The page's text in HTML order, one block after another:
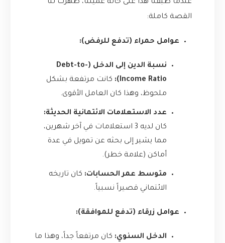
عندما طبقنا هذا على حالة عميلنا، ظهرت لنا
القصة كاملة:
عوامل حمراء (تدفع للرفض):
نسبة الدين إلى الدخل (Debt-to-
Income Ratio):
كانت مرتفعة بشكل
ملحوظ، وهذا كان العامل الأقوى.
عدد الاستعلامات الائتمانية الحديثة:
كان لديه 3 استعلامات في آخر شهرين،
مما يشير إلى بحثه عن تمويل في عدة
أماكن (علامة خطر).
متوسط عمر الحسابات: كان تاريخه
الائتماني قصيراً نسبياً.
عوامل زرقاء (تدفع للموافقة):
الدخل السنوي: كان مرتفعاً جداً، وهذا ما